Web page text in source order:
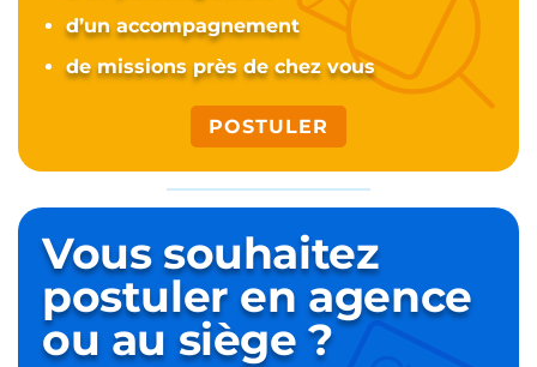
d’un accompagnement
de missions près de chez vous
POSTULER
Vous souhaitez
postuleren agence
ou au siège ?